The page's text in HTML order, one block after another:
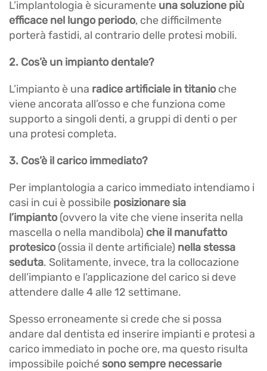
L’implantologia è sicuramente una soluzione più
efficace nel lungo periodo, che difficilmente
porterà fastidi, al contrario delle protesi mobili.
2. Cos’è un impianto dentale?
L’impianto è una radice artificiale in titanio che
viene ancorata all’osso e che funziona come
supporto a singoli denti, a gruppi di denti o per
una protesi completa.
3. Cos’è il carico immediato?
Per implantologia a carico immediato intendiamo i
casi in cui è possibile posizionare sia
l’impianto (ovvero la vite che viene inserita nella
mascella o nella mandibola) che il manufatto
protesico (ossia il dente artificiale) nella stessa
seduta. Solitamente, invece, tra la collocazione
dell’impianto e l’applicazione del carico si deve
attendere dalle 4 alle 12 settimane.
Spesso erroneamente si crede che si possa
andare dal dentista ed inserire impianti e protesi a
carico immediato in poche ore, ma questo risulta
impossibile poichésono sempre necessarie